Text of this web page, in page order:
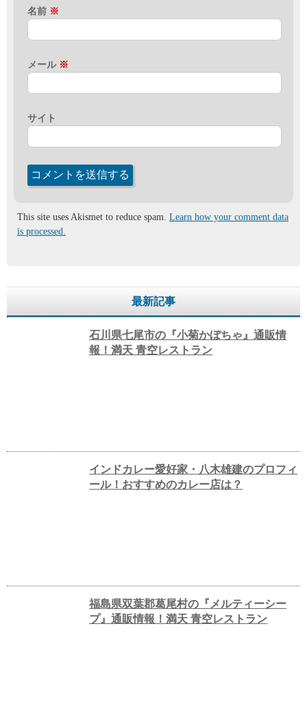
名前 ※
メール ※
サイト
This site uses Akismet to reduce spam. Learn how your comment data
is processed.
最新記事
石川県七尾市の『小菊かぼちゃ』通販情
報！満天 青空レストラン
インドカレー愛好家・八木雄建のプロフィ
ール！おすすめのカレー店は？
福島県双葉郡葛尾村の『メルティーシー
プ』通販情報！満天 青空レストラン